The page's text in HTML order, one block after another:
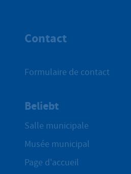
Contact
Formulaire de contact
Beliebt
Salle municipale
Musée municipal
Page d'accueil